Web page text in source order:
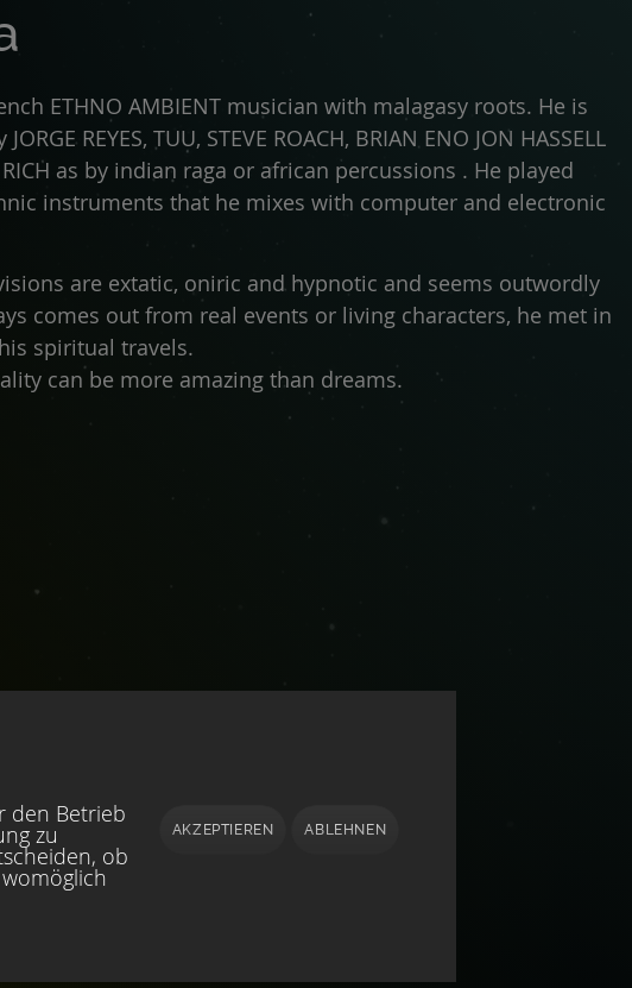
ETHNO AMBIENT musician with malagasy roots. He is
REYES, TUU, STEVE ROACH, BRIAN ENO JON HASSELL
RICH as by indian raga or african percussions . He played
instruments that he mixes with computer and electronic
are extatic, oniric and hypnotic and seems outwordly
comes out from real events or living characters, he met in
spiritual travels.
can be more amazing than dreams.
den Betrieb
zu
ob
AKZEPTIEREN ABLEHNEN